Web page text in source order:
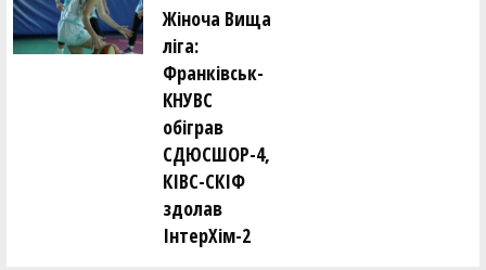
Жіноча Вища
ліга:
Франківськ-
КНУВС
обіграв
СДЮСШОР-4,
КІВС-СКІФ
здолав
ІнтерХім-2